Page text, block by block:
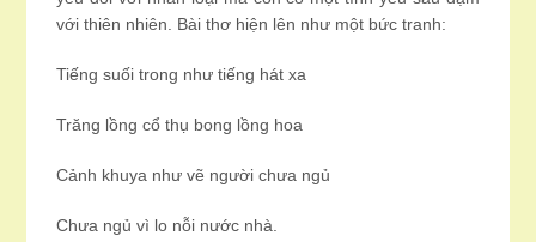
với thiên nhiên. Bài thơ hiện lên như một bức tranh:
Tiếng suối trong như tiếng hát xa
Trăng lồng cổ thụ bong lồng hoa
Cảnh khuya như vẽ người chưa ngủ
Chưa ngủ vì lo nỗi nước nhà.